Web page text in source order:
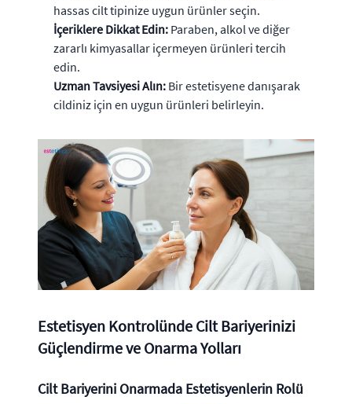
hassas cilt tipinize uygun ürünler seçin.
İçeriklere Dikkat Edin: Paraben, alkol ve diğer
zararlı kimyasallar içermeyen ürünleri tercih
edin.
Uzman Tavsiyesi Alın: Bir estetisyene danışarak
cildiniz için en uygun ürünleri belirleyin.
Estetisyen Kontrolünde Cilt Bariyerinizi
Güçlendirme ve Onarma Yolları
Cilt Bariyerini Onarmada Estetisyenlerin Rolü